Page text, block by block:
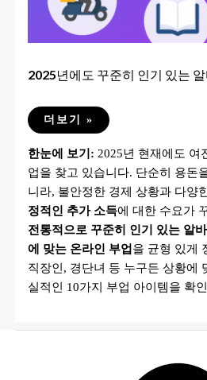
2025년에도 꾸준히 인기 있는
2025
도
준
히
인
기
있
는
알
바
형
부
업
10
더보기 »
한눈에 보기: 2025년 현재에도 여
업을 찾고 있습니다. 단순히 용돈
니라, 불안정한 경제 상황과 다양
정적인 추가 소득에 대한 수요가
전통적으로 꾸준히 인기 있는 알
에 맞는 온라인 부업을 균형 있게
직장인, 경단녀 등 누구든 상황에
실적인 10가지 부업 아이템을 확